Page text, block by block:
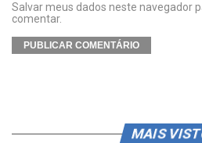
Salvar meus dados neste navegador
comentar.
MAIS